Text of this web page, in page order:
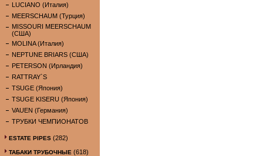
LUCIANO (Италия)
MEERSCHAUM (Турция)
MISSOURI MEERSCHAUM
(США)
MOLINA (Италия)
NEPTUNE BRIARS (США)
PETERSON (Ирландия)
RATTRAY`S
TSUGE (Япония)
TSUGE KISERU (Япония)
VAUEN (Германия)
ТРУБКИ ЧЕМПИОНАТОВ
ESTATE PIPES (282)
ТАБАКИ ТРУБОЧНЫЕ (618)